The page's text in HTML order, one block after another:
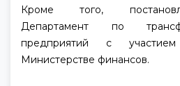
Кроме того,
Департамент по
предприятий с
Министерстве финансов.